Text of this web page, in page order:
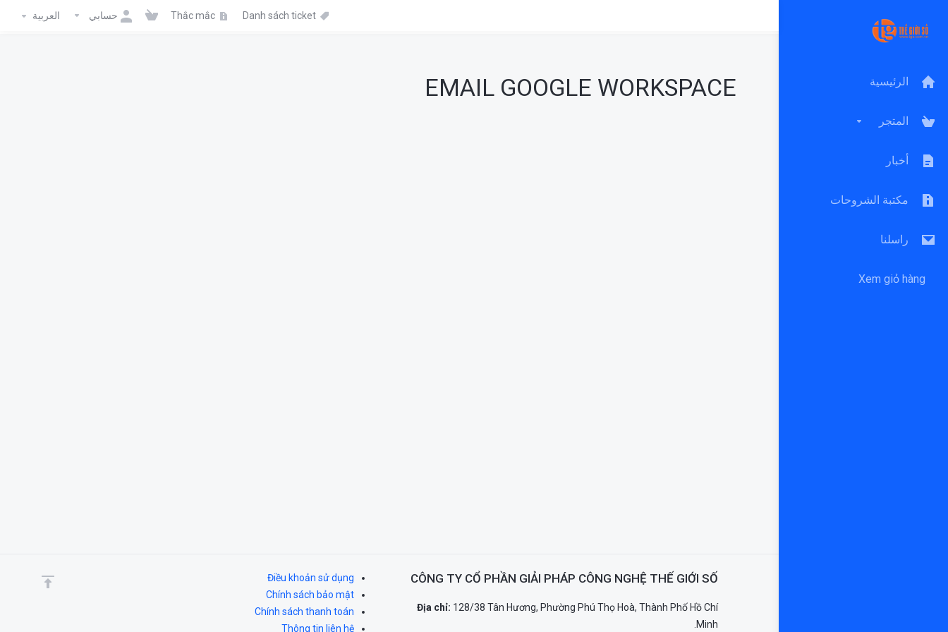
الرئيسية
المتجر
أخبار
مكتبة الشروحات
راسلنا
Xem giỏ hàng
حسابي العربية
EMAIL GOOGLE WORKSPACE
CÔNG TY CỔ PHẦN GIẢI PHÁP CÔNG NGHỆ THẾ GIỚI SỐ
Địa chỉ: 128/38 Tân Hương, Phường Phú Thọ Hoà, Thành Phố Hồ Chí
Minh.
Điều khoản sử dụng
Chính sách bảo mật
Chính sách thanh toán
Thông tin liên hệ